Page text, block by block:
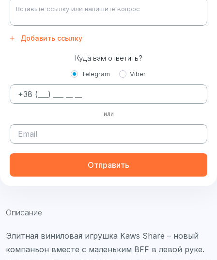
Добавить ссылку
Куда вам ответить?
Telegram Viber
или
Отправить
Описание
Элитная виниловая игрушка Kaws Share – новый
компаньон вместе с маленьким BFF в левой руке.